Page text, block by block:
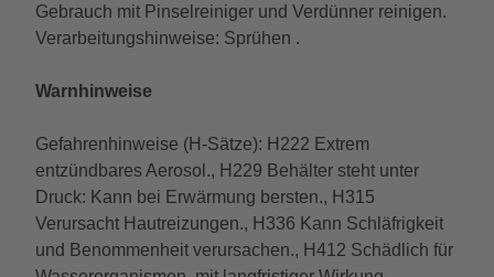
Gebrauch mit Pinselreiniger und Verdünner reinigen.
Verarbeitungshinweise: Sprühen .
Warnhinweise
Gefahrenhinweise (H-Sätze): H222 Extrem
entzündbares Aerosol., H229 Behälter steht unter
Druck: Kann bei Erwärmung bersten., H315
Verursacht Hautreizungen., H336 Kann Schläfrigkeit
und Benommenheit verursachen., H412 Schädlich für